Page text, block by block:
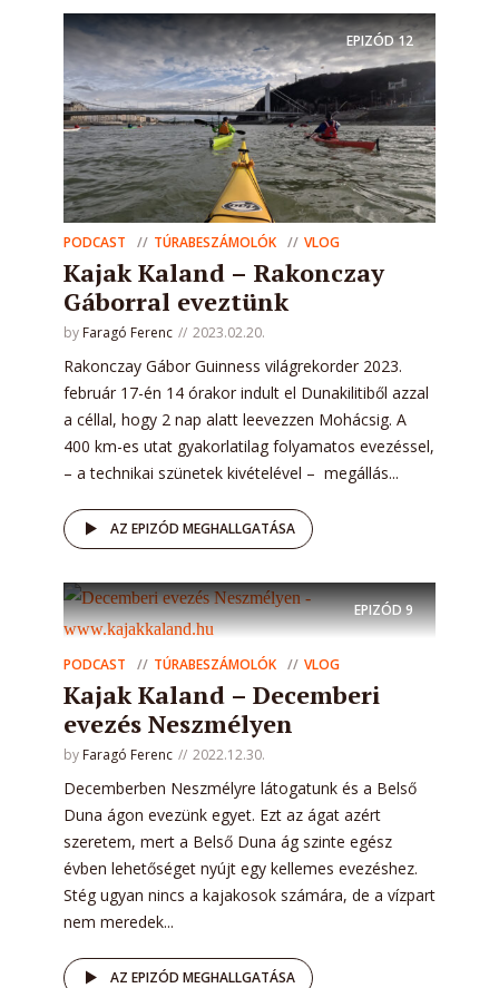
EPIZÓD12
PODCAST TÚRABESZÁMOLÓK VLOG
Kajak Kaland – Rakonczay
Gáborral eveztünk
by Faragó Ferenc 2023.02.20.
Rakonczay Gábor Guinness világrekorder 2023.
február 17-én 14 órakor indult el Dunakilitiből azzal
a céllal, hogy 2 nap alatt leevezzen Mohácsig. A
400 km-es utat gyakorlatilag folyamatos evezéssel,
– a technikai szünetek kivételével – megállás...
AZ EPIZÓD MEGHALLGATÁSA
EPIZÓD9
PODCAST TÚRABESZÁMOLÓK VLOG
Kajak Kaland – Decemberi
evezés Neszmélyen
by Faragó Ferenc 2022.12.30.
Decemberben Neszmélyre látogatunk és a Belső
Duna ágon evezünk egyet. Ezt az ágat azért
szeretem, mert a Belső Duna ág szinte egész
évben lehetőséget nyújt egy kellemes evezéshez.
Stég ugyan nincs a kajakosok számára, de a vízpart
nem meredek...
AZ EPIZÓD MEGHALLGATÁSA